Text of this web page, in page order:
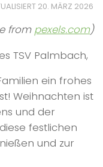
20. MÄRZ 2026
from pexels.com)
TSV Palmbach,
ein frohes
Weihnachten ist
und der
festlichen
und zur